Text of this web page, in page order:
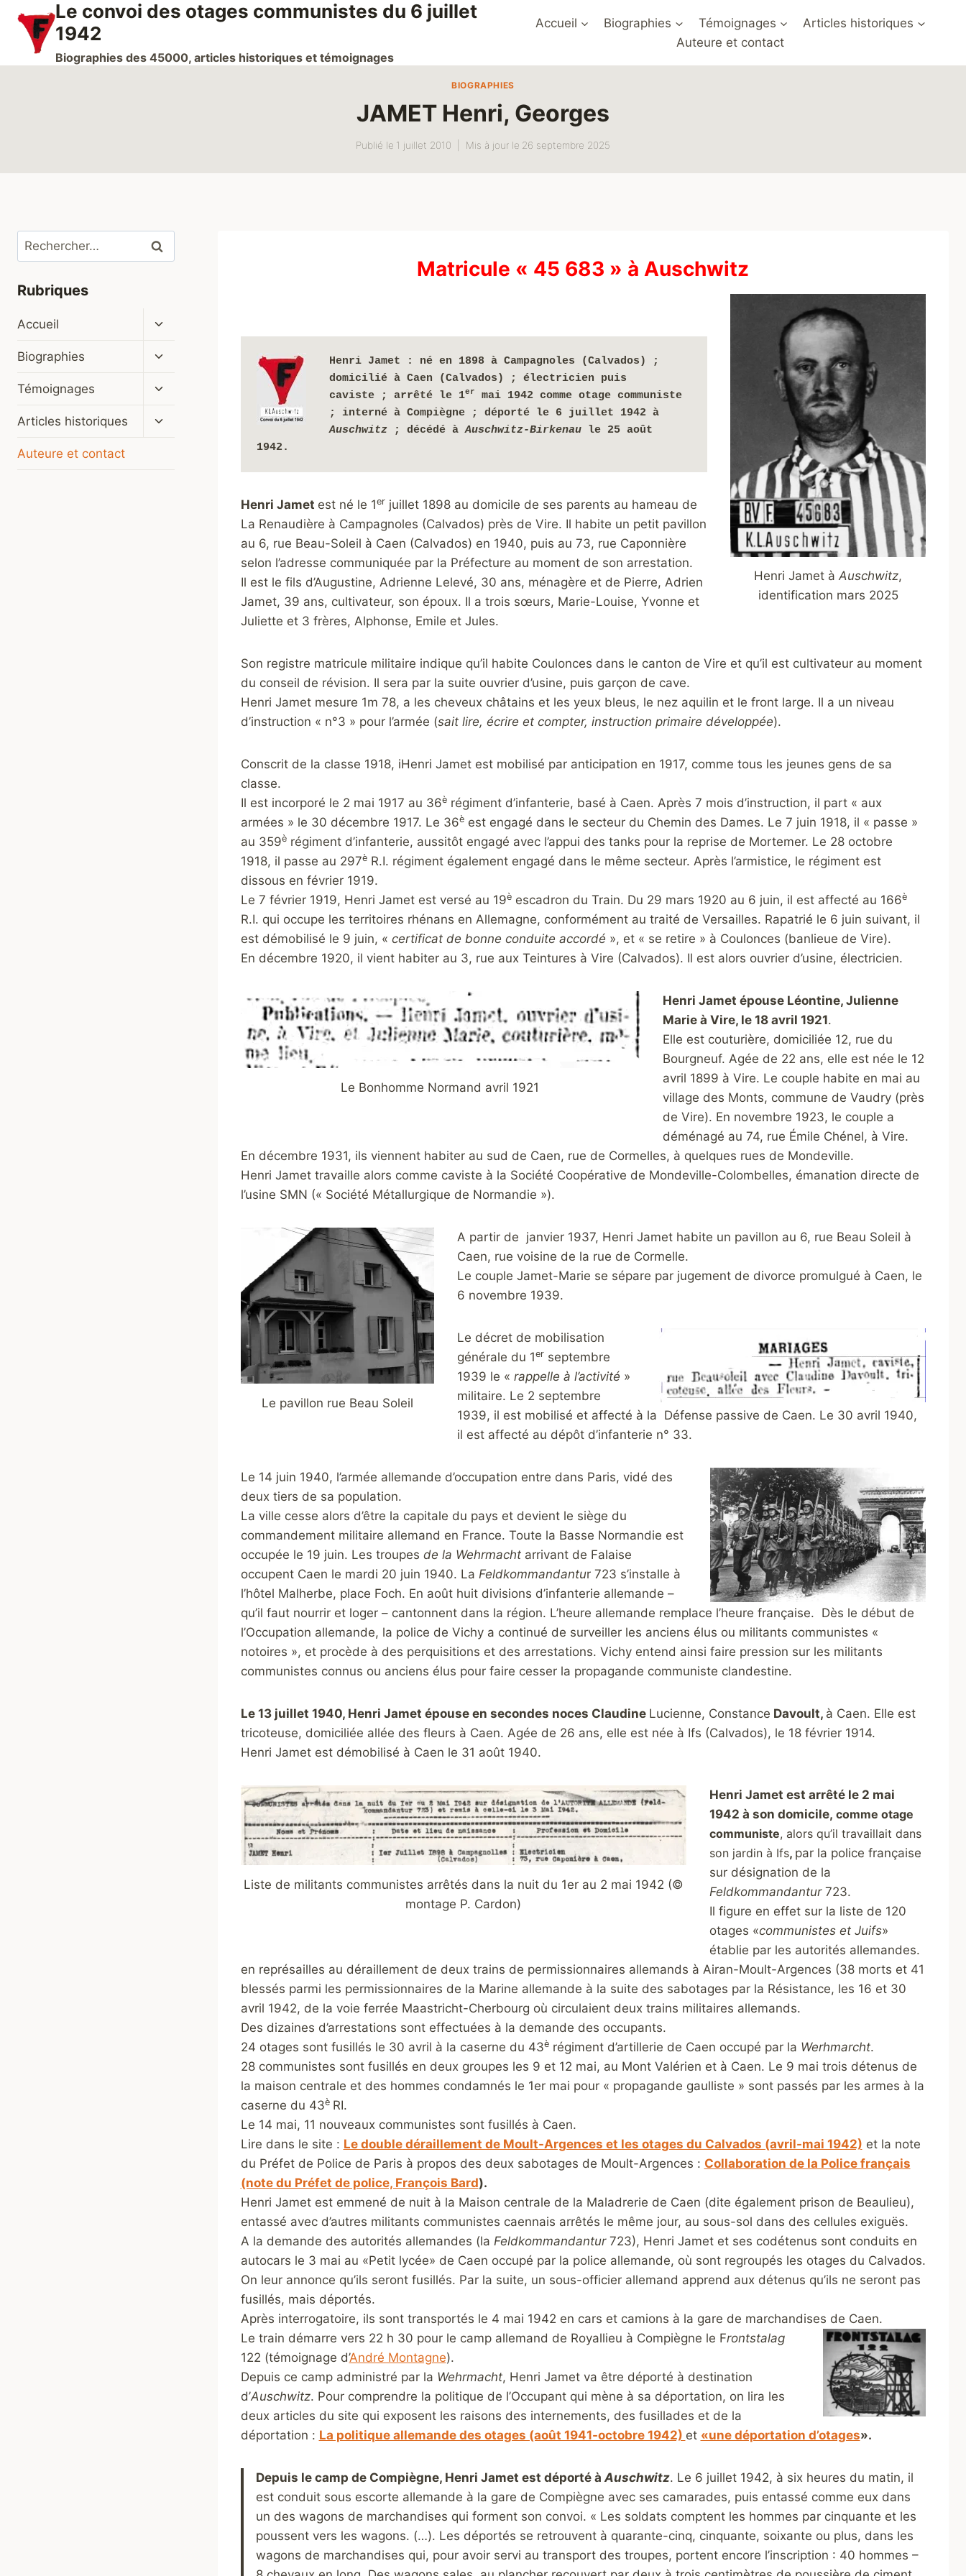
contenu
Le convoi des otages communistes du 6 juillet
1942
Biographies des 45000, articles historiques et témoignages
Accueil Biographies Témoignages
Articles historiques
Auteure et contact
BIOGRAPHIES
JAMET Henri, Georges
Publié le 1 juillet 2010 Mis à jour le 26 septembre 2025
Matricule « 45 683 » à Auschwitz
Henri Jamet à Auschwitz,
identification mars 2025
Henri Jamet : né en 1898 à Campagnoles (Calvados) ;
domicilié à Caen (Calvados) ; électricien puis
caviste ;
arrêté le 1er
mai 1942 comme otage communiste
Auschwitz ; décédé à Auschwitz-Birkenau le 25 août
1942 .
Henri Jamet est né le 1erjuillet 1898 au domicile de ses parents au hameau de
La Renaudière à Campagnoles (Calvados) près de Vire. Il habite un petit pavillon
au 6, rue Beau-Soleil à Caen (Calvados) en 1940, puis au 73, rue Caponnière
selon l’adresse communiquée par la Préfecture au moment de son arrestation.
Il est le fils d’Augustine, Adrienne Lelevé, 30 ans, ménagère et de Pierre, Adrien
Jamet, 39 ans, cultivateur, son époux. Il a trois sœurs, Marie-Louise, Yvonne et
Juliette et 3 frères, Alphonse, Emile et Jules.
Son registre matricule militaire indique qu’il habite Coulonces dans le canton de Vire et qu’il est cultivateur au moment
du conseil de révision. Il sera par la suite ouvrier d’usine, puis garçon de cave.
Henri Jamet mesure 1m 78, a les cheveux châtains et les yeux bleus, le nez aquilin et le front large. Il a un niveau
d’instruction « n°3 » pour l’armée (sait lire, écrire et compter, instruction primaire développée).
Conscrit de la classe 1918, iHenri Jamet est mobilisé par anticipation en 1917, comme tous les jeunes gens de sa
classe.
Il est incorporé le 2 mai 1917 au 36èrégiment d’infanterie, basé à Caen. Après 7 mois d’instruction, il part « aux
armées » le 30 décembre 1917. Le 36èest engagé dans le secteur du Chemin des Dames. Le 7 juin 1918, il « passe »
au 359èrégiment d’infanterie, aussitôt engagé avec l’appui des tanks pour la reprise de Mortemer. Le 28 octobre
1918, il passe au 297èR.I. régiment également engagé dans le même secteur. Après l’armistice, le régiment est
dissous en février 1919.
Le 7 février 1919, Henri Jamet est versé au 19èescadron du Train. Du 29 mars 1920 au 6 juin, il est affecté au 166è
R.I. qui occupe les territoires rhénans en Allemagne, conformément au traité de Versailles. Rapatrié le 6 juin suivant, il
est démobilisé le 9 juin, « certificat de bonne conduite accordé », et « se retire » à Coulonces (banlieue de Vire).
En décembre 1920, il vient habiter au 3, rue aux Teintures à Vire (Calvados). Il est alors ouvrier d’usine, électricien.
Le Bonhomme Normand avril 1921
Henri Jamet épouse Léontine, Julienne
Marie à Vire, le 18 avril 1921.
Elle est couturière, domiciliée 12, rue du
Bourgneuf. Agée de 22 ans, elle est née le 12
avril 1899 à Vire. Le couple habite en mai au
village des Monts, commune de Vaudry (près
de Vire). En novembre 1923, le couple a
déménagé au 74, rue Émile Chénel, à Vire.
En décembre 1931, ils viennent habiter au sud de Caen, rue de Cormelles, à quelques rues de Mondeville.
Henri Jamet travaille alors comme caviste à la Société Coopérative de Mondeville-Colombelles, émanation directe de
l’usine SMN (« Société Métallurgique de Normandie »).
Le pavillon rue Beau Soleil
A partir de janvier 1937, Henri Jamet habite un pavillon au 6, rue Beau Soleil à
Caen, rue voisine de la rue de Cormelle.
Le couple Jamet-Marie se sépare par jugement de divorce promulgué à Caen, le
6 novembre 1939.
Le décret de mobilisation
générale du 1erseptembre
1939 le « rappelle à l’activité »
militaire. Le 2 septembre
1939, il est mobilisé et affecté à la Défense passive de Caen. Le 30 avril 1940,
il est affecté au dépôt d’infanterie n° 33.
Le 14 juin 1940, l’armée allemande d’occupation entre dans Paris, vidé des
deux tiers de sa population.
La ville cesse alors d’être la capitale du pays et devient le siège du
commandement militaire allemand en France. Toute la Basse Normandie est
occupée le 19 juin. Les troupes de la Wehrmachtarrivant de Falaise
occupent Caen le mardi 20 juin 1940. La Feldkommandantur 723 s’installe à
l’hôtel Malherbe, place Foch. En août huit divisions d’infanterie allemande –
qu’il faut nourrir et loger – cantonnent dans la région. L’heure allemande remplace l’heure française. Dès le début de
l’Occupation allemande, la police de Vichy a continué de surveiller les anciens élus ou militants communistes «
notoires », et procède à des perquisitions et des arrestations. Vichy entend ainsi faire pression sur les militants
communistes connus ou anciens élus pour faire cesser la propagande communiste clandestine.
Le 13 juillet 1940, Henri Jamet épouse en secondes noces Claudine Lucienne, Constance Davoult, à Caen. Elle est
tricoteuse, domiciliée allée des fleurs à Caen. Agée de 26 ans, elle est née à Ifs (Calvados), le 18 février 1914.
Henri Jamet est démobilisé à Caen le 31 août 1940.
Liste de militants communistes arrêtés dans la nuit du 1er au 2 mai 1942 (©
montage P. Cardon)
Henri Jamet est arrêté le 2 mai
1942 à son domicile, comme otage
communiste, alors qu’il travaillait dans
son jardin à Ifs, par la police française
sur désignation de la
Feldkommandantur723.
Il figure en effet sur la liste de 120
otages «communistes et Juifs»
établie par les autorités allemandes.
en représailles au déraillement de deux trains de permissionnaires allemands à Airan-Moult-Argences (38 morts et 41
blessés parmi les permissionnaires de la Marine allemande à la suite des sabotages par la Résistance, les 16 et 30
avril 1942, de la voie ferrée Maastricht-Cherbourg où circulaient deux trains militaires allemands.
Des dizaines d’arrestations sont effectuées à la demande des occupants.
24 otages sont fusillés le 30 avril à la caserne du 43èrégiment d’artillerie de Caen occupé par la Werhmarcht.
28 communistes sont fusillés en deux groupes les 9 et 12 mai, au Mont Valérien et à Caen. Le 9 mai trois détenus de
la maison centrale et des hommes condamnés le 1er mai pour « propagande gaulliste » sont passés par les armes à la
caserne du 43è RI.
Le 14 mai, 11 nouveaux communistes sont fusillés à Caen.
Lire dans le site : Le double déraillement de Moult-Argences et les otages du Calvados (avril-mai 1942) et la note
du Préfet de Police de Paris à propos des deux sabotages de Moult-Argences : Collaboration de la Police français
(note du Préfet de police, François Bard).
Henri Jamet est emmené de nuit à la Maison centrale de la Maladrerie de Caen (dite également prison de Beaulieu),
entassé avec d’autres militants communistes caennais arrêtés le même jour, au sous-sol dans des cellules exiguës.
A la demande des autorités allemandes (la Feldkommandantur723), Henri Jamet et ses codétenus sont conduits en
autocars le 3 mai au «Petit lycée» de Caen occupé par la police allemande, où sont regroupés les otages du Calvados.
On leur annonce qu’ils seront fusillés. Par la suite, un sous-officier allemand apprend aux détenus qu’ils ne seront pas
fusillés, mais déportés.
Après interrogatoire, ils sont transportés le 4 mai 1942 en cars et camions à la gare de marchandises de Caen.
Le train démarre vers 22 h 30 pour le camp allemand de Royallieu à Compiègne le Frontstalag
122 (témoignage d’André Montagne).
Depuis ce camp administré par la Wehrmacht, Henri Jamet va être déporté à destination
d’Auschwitz. Pour comprendre la politique de l’Occupant qui mène à sa déportation, on lira les
deux articles du site qui exposent les raisons des internements, des fusillades et de la
déportation : La politique allemande des otages (août 1941-octobre 1942) et «une déportation d’otages».
Depuis le camp de Compiègne, Henri Jamet est déporté àAuschwitz. Le 6 juillet 1942, à six heures du matin, il
est conduit sous escorte allemande à la gare de Compiègne avec ses camarades, puis entassé comme eux dans
un des wagons de marchandises qui forment son convoi. « Les soldats comptent les hommes par cinquante et les
poussent vers les wagons. (…). Les déportés se retrouvent à quarante-cinq, cinquante, soixante ou plus, dans les
wagons de marchandises qui, pour avoir servi au transport des troupes, portent encore l’inscription : 40 hommes –
Rechercher :
Rubriques
Accueil
Ouvrir/fermer
menu
Biographies
Ouvrir/fermer
menu
Témoignages
Ouvrir/fermer
menu
Articles historiques
Ouvrir/fermer
Auteure et contact